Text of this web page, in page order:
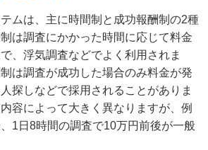
ムは、主に時間制と成功報酬制の2種
は調査にかかった時間に応じて料金
、浮気調査などでよく利用されま
は調査が成功した場合のみ料金が発
探しなどで採用されることがありま
容によって大きく異なりますが、例
1日8時間の調査で10万円前後が一般